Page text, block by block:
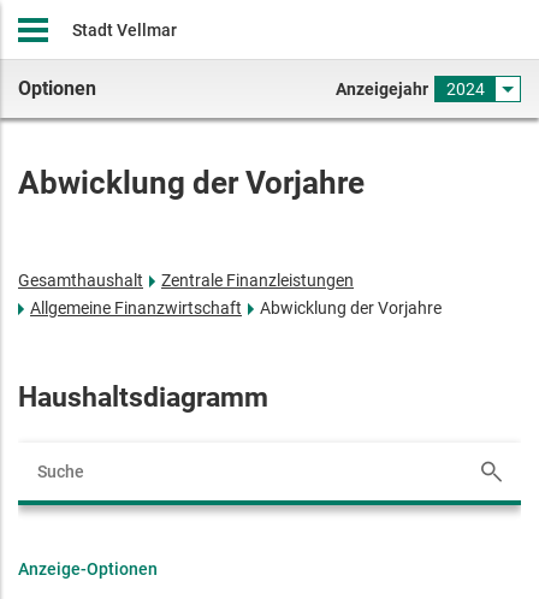
Stadt Vellmar
Optionen Anzeigejahr 2024
Abwicklung der Vorjahre
Gesamthaushalt
Zentrale Finanzleistungen
Allgemeine Finanzwirtschaft
Abwicklung der Vorjahre
Haushaltsdiagramm
Anzeige-Optionen